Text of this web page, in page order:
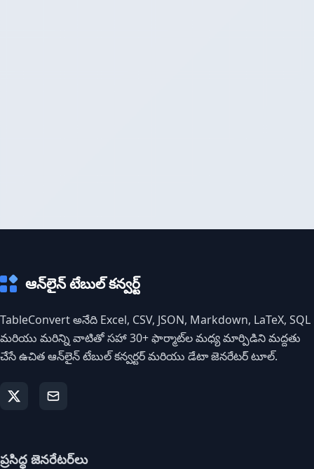
ఆన్‌లైన్ టేబుల్ కన్వర్ట్
TableConvert అనేది Excel, CSV, JSON, Markdown, LaTeX, SQL
మరియు మరిన్ని వాటితో సహా 30+ ఫార్మాట్‌ల మధ్య మార్పిడిని మద్దతు
చేసే ఉచిత ఆన్‌లైన్ టేబుల్ కన్వర్టర్ మరియు డేటా జెనరేటర్ టూల్.
ప్రసిద్ధ జెనరేటర్‌లు